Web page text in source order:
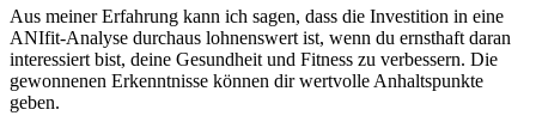
Aus meiner Erfahrung⁢ kann​ ich sagen,⁤ dass die Investition in eine
ANIfit-Analyse durchaus lohnenswert ist, wenn du⁤ ernsthaft daran
interessiert bist, deine⁢ Gesundheit und Fitness⁤ zu verbessern. ‌Die⁣
gewonnenen Erkenntnisse ​können dir wertvolle ⁢Anhaltspunkte
geben.